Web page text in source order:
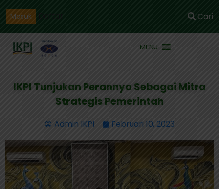
Masuk Cari
MENU
IKPI Tunjukan Perannya Sebagai Mitra
Strategis Pemerintah
Admin IKPI Februari 10, 2023